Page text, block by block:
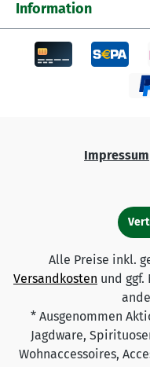
Information
Impressum
Alle Preise inkl.
Versandkosten und
* Ausgenommen
Jagdware,
Wohnaccessoires,